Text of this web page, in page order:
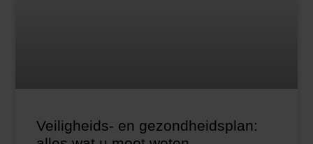
Veiligheids- en gezondheidsplan: